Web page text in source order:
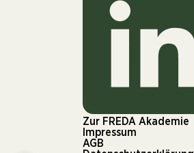
Zur FREDA Akademie
Impressum
AGB